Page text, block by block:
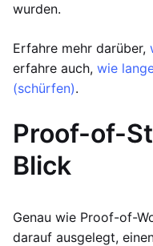
wurden.
Erfahre mehr darüber,
erfahre auch, wie
(schürfen).
Proof-of-
Blick
Genau wie Proof-of-
darauf ausgelegt,